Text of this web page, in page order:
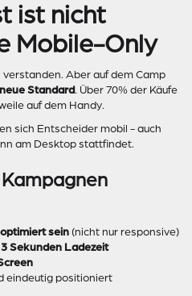
ist nicht
Mobile-Only
Aber auf dem Camp
Standard. Über 70% der Käufe
auf dem Handy.
sich Entscheider mobil - auch
am Desktop stattfindet.
sein (nicht nur responsive)
Sekunden Ladezeit
eindeutig positioniert